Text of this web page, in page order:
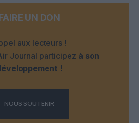
FAIRE UN DON
aux lecteurs !
Journal participez à son
!
NOUS SOUTENIR